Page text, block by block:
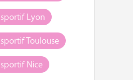
Lyon
Toulouse
Nice